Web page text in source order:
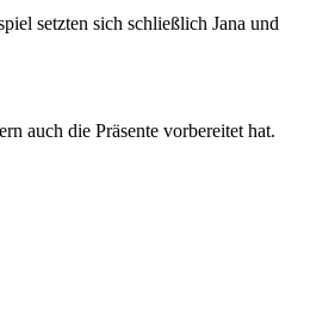
setzten sich schließlich Jana und
auch die Präsente vorbereitet hat.